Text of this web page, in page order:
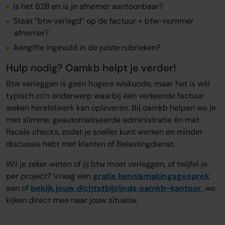
Is het B2B en is je afnemer aantoonbaar?
Staat “btw verlegd” op de factuur + btw-nummer
afnemer?
Aangifte ingevuld in de juiste rubrieken?
Hulp nodig? Oamkb helpt je verder!
Btw verleggen is geen hogere wiskunde, maar het is wél
typisch zo’n onderwerp waarbij één verkeerde factuur
weken herstelwerk kan opleveren. Bij oamkb helpen we je
met slimme, geautomatiseerde administratie én met
fiscale checks, zodat je sneller kunt werken en minder
discussie hebt met klanten of Belastingdienst.
Wil je zeker weten of jij btw moet verleggen, of twijfel je
per project? Vraag een gratis kennismakingsgesprek
aan of bekijk jouw dichtstbijzijnde oamkb-kantoor, we
kijken direct mee naar jouw situatie.